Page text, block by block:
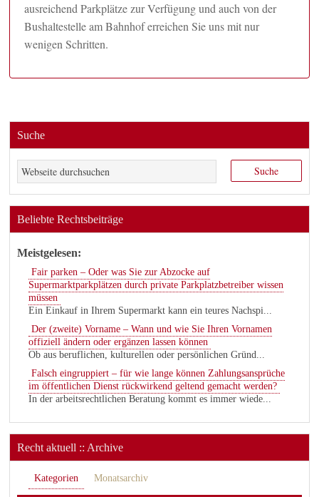
ausreichend Parkplätze zur Verfügung und auch von der
Bushaltestelle am Bahnhof erreichen Sie uns mit nur
wenigen Schritten.
Suche
Beliebte Rechtsbeiträge
Meistgelesen:
Fair parken – Oder was Sie zur Abzocke auf
Supermarktparkplätzen durch private Parkplatzbetreiber wissen
müssen
Ein Einkauf in Ihrem Supermarkt kann ein teures Nachspi...
Der (zweite) Vorname – Wann und wie Sie Ihren Vornamen
offiziell ändern oder ergänzen lassen können
Ob aus beruflichen, kulturellen oder persönlichen Gründ...
Falsch eingruppiert – für wie lange können Zahlungsansprüche
im öffentlichen Dienst rückwirkend geltend gemacht werden?
In der arbeitsrechtlichen Beratung kommt es immer wiede...
Recht aktuell :: Archive
Kategorien Monatsarchiv